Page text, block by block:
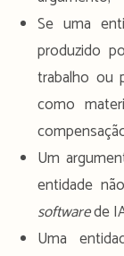
Se uma
produzido
trabalho ou
como
Um
entidade
softwarede
Uma